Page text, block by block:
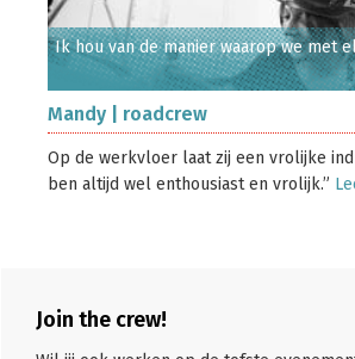
Ik hou van de manier waarop we met
Mandy | roadcrew
Op de werkvloer laat zij een vrolijke
ben altijd wel enthousiast en vrolijk.”
Sidebar
Join the crew!